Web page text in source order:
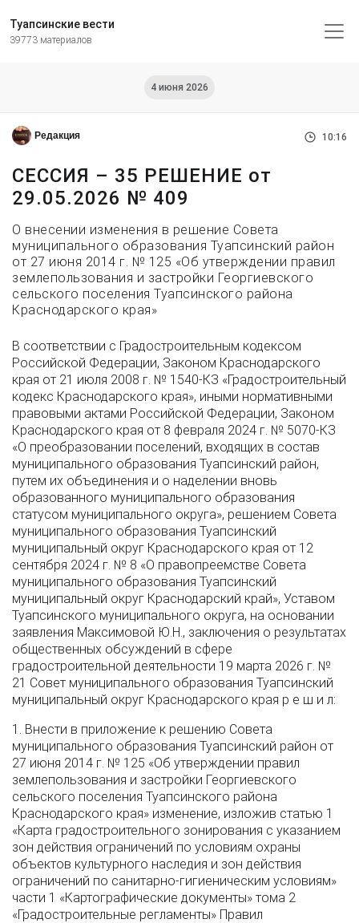
Туапсинские вести
39773 материалов
4 июня 2026
Редакция 10:16
СЕССИЯ – 35 РЕШЕНИЕ от
29.05.2026 № 409
О внесении изменения в решение Совета
муниципального образования Туапсинский район
от 27 июня 2014 г. № 125 «Об утверждении правил
землепользования и застройки Георгиевского
сельского поселения Туапсинского района
Краснодарского края»
В соответствии с Градостроительным кодексом
Российской Федерации, Законом Краснодарского
края от 21 июля 2008 г. № 1540-КЗ «Градостроительный
кодекс Краснодарского края», иными нормативными
правовыми актами Российской Федерации, Законом
Краснодарского края от 8 февраля 2024 г. № 5070-КЗ
«О преобразовании поселений, входящих в состав
муниципального образования Туапсинский район,
путем их объединения и о наделении вновь
образованного муниципального образования
статусом муниципального округа», решением Совета
муниципального образования Туапсинский
муниципальный округ Краснодарского края от 12
сентября 2024 г. № 8 «О правопреемстве Совета
муниципального образования Туапсинский
муниципальный округ Краснодарский край», Уставом
Туапсинского муниципального округа, на основании
заявления Максимовой Ю.Н., заключения о результатах
общественных обсуждений в сфере
градостроительной деятельности 19 марта 2026 г. №
21 Совет муниципального образования Туапсинский
муниципальный округ Краснодарского края р е ш и л:
1. Внести в приложение к решению Совета
муниципального образования Туапсинский район от
27 июня 2014 г. № 125 «Об утверждении правил
землепользования и застройки Георгиевского
сельского поселения Туапсинского района
Краснодарского края» изменение, изложив статью 1
«Карта градостроительного зонирования с указанием
зон действия ограничений по условиям охраны
объектов культурного наследия и зон действия
ограничений по санитарно-гигиеническим условиям»
части 1 «Картографические документы» тома 2
«Градостроительные регламенты» Правил